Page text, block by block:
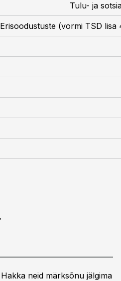
Tulu- ja
Erisoodustuste (vormi TSD lisa
Hakka neid märksõnu jälgima